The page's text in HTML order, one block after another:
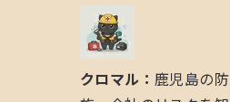
クロマル： 鹿児島の